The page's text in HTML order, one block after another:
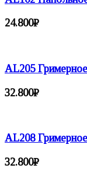
24.800₽
AL205
32.800₽
AL208
32.800₽